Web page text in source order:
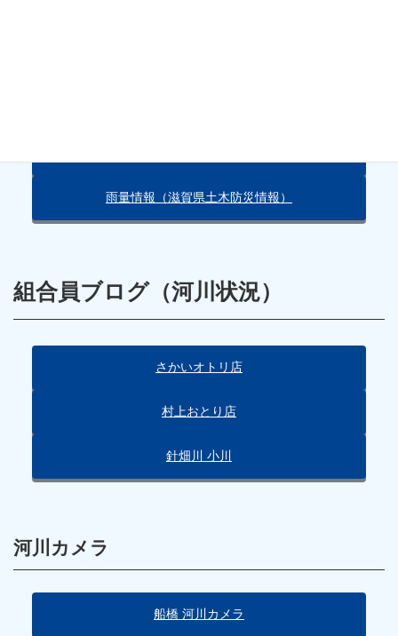
雨量情報（滋賀県土木防災情報）
組合員ブログ（河川状況）
さかいオトリ店
村上おとり店
針畑川 小川
河川カメラ
船橋 河川カメラ